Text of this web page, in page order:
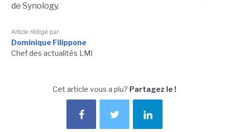
de Synology.
Article rédigé par
Dominique Filippone
Chef des actualités LMI
Cet article vous a plu? Partagez le !